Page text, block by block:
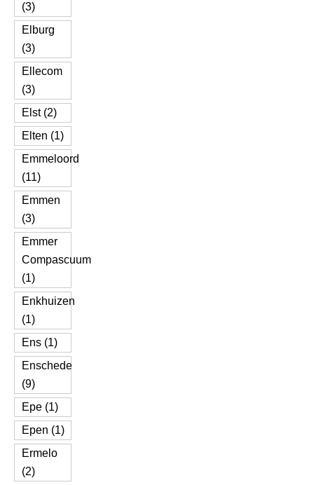
(3)
Elburg
(3)
Ellecom
(3)
Elst (2)
Elten (1)
Emmeloord
(11)
Emmen
(3)
Emmer
Compascuum
(1)
Enkhuizen
(1)
Ens (1)
Enschede
(9)
Epe (1)
Epen (1)
Ermelo
(2)